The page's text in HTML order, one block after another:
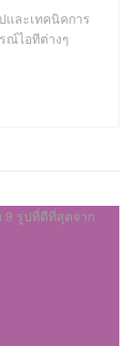
และเทคนิคการ
ณ์ไอทีต่างๆ